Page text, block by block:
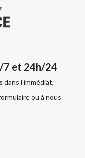
7 et 24h/24
dans l’immédiat,
ou à nous